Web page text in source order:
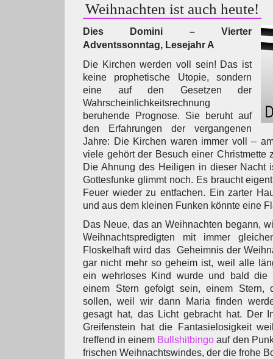
Weihnachten ist auch heute!
Dies Domini – Vierter
Adventssonntag, Lesejahr A
Die Kirchen werden voll sein! Das ist
keine prophetische Utopie, sondern
eine auf den Gesetzen der
Wahrscheinlichkeitsrechnung
beruhende Prognose. Sie beruht auf
den Erfahrungen der vergangenen
Jahre: Die Kirchen waren immer voll –
viele gehört der Besuch einer Christmette
Die Ahnung des Heiligen in dieser Nacht
Gottesfunke glimmt noch. Es braucht
Feuer wieder zu entfachen. Ein zarter
und aus dem kleinen Funken könnte eine
Das Neue, das an Weihnachten begann,
Weihnachtspredigten mit immer
Floskelhaft wird das Geheimnis der
gar nicht mehr so geheim ist, weil alle
ein wehrloses Kind wurde und bald die
einem Stern gefolgt sein, einem Stern,
sollen, weil wir dann Maria finden
gesagt hat, das Licht gebracht hat. Der
Greifenstein hat die Fantasielosigkeit
treffend in einem Bullshitbingo auf den
frischen Weihnachtswindes, der die frohe